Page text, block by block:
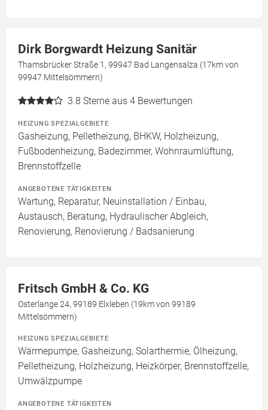
Dirk Borgwardt Heizung Sanitär
Thamsbrücker Straße 1, 99947 Bad Langensalza (17km von
99947 Mittelsömmern)
3.8 Sterne aus 4 Bewertungen
HEIZUNG SPEZIALGEBIETE
Gasheizung, Pelletheizung, BHKW, Holzheizung,
Fußbodenheizung, Badezimmer, Wohnraumlüftung,
Brennstoffzelle
ANGEBOTENE TÄTIGKEITEN
Wartung, Reparatur, Neuinstallation / Einbau,
Austausch, Beratung, Hydraulischer Abgleich,
Renovierung, Renovierung / Badsanierung
Fritsch GmbH & Co. KG
Osterlange 24, 99189 Elxleben (19km von 99189
Mittelsömmern)
HEIZUNG SPEZIALGEBIETE
Wärmepumpe, Gasheizung, Solarthermie, Ölheizung,
Pelletheizung, Holzheizung, Heizkörper, Brennstoffzelle,
Umwälzpumpe
ANGEBOTENE TÄTIGKEITEN